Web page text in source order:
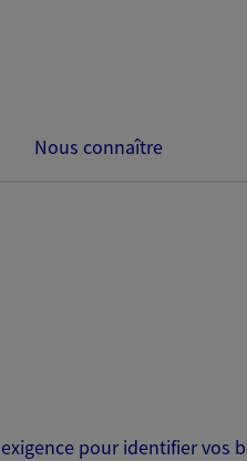
Nous connaître
pour identifier vos